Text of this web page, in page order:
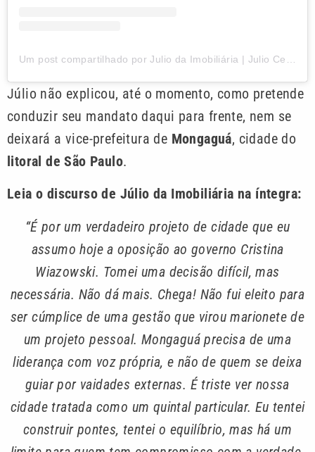
Júlio não explicou, até o momento, como pretende
conduzir seu mandato daqui para frente, nem se
deixará a vice-prefeitura de Mongaguá, cidade do
litoral de São Paulo.
Leia o discurso de Júlio da Imobiliária na íntegra:
“É por um verdadeiro projeto de cidade que eu
assumo hoje a oposição ao governo Cristina
Wiazowski. Tomei uma decisão difícil, mas
necessária. Não dá mais. Chega! Não fui eleito para
ser cúmplice de uma gestão que virou marionete de
um projeto pessoal. Mongaguá precisa de uma
liderança com voz própria, e não de quem se deixa
guiar por vaidades externas. É triste ver nossa
cidade tratada como um quintal particular. Eu tentei
construir pontes, tentei o equilíbrio, mas há um